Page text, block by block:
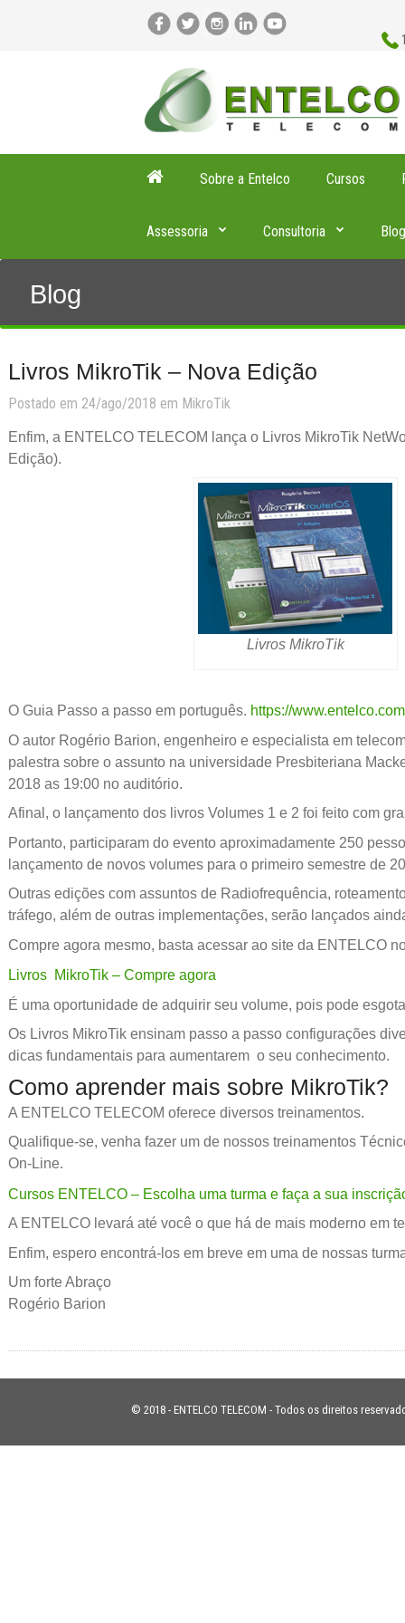
Sobre a Entelco Cursos
Assessoria Consultoria Blog
Blog
Livros MikroTik – Nova Edição
Postado em 24/ago/2018 em MikroTik
Enfim, a ENTELCO TELECOM lança o Livros MikroTik
Edição).
Livros MikroTik
O Guia Passo a passo em português. https://
O autor Rogério Barion, engenheiro e especialista em
palestra sobre o assunto na universidade Presbiteriana
2018 as 19:00 no auditório.
Afinal, o lançamento dos livros Volumes 1 e 2 foi feito com
Portanto, participaram do evento aproximadamente 250
lançamento de novos volumes para o primeiro semestre de
Outras edições com assuntos de Radiofrequência,
tráfego, além de outras implementações, serão lançados
Compre agora mesmo, basta acessar ao site da ENTELCO
Livros MikroTik – Compre agora
É uma oportunidade de adquirir seu volume, pois pode
Os Livros MikroTik ensinam passo a passo configurações
dicas fundamentais para aumentarem o seu conhecimento.
Como aprender mais sobre MikroTik?
A ENTELCO TELECOM oferece diversos treinamentos.
Qualifique-se, venha fazer um de nossos treinamentos
On-Line.
Cursos ENTELCO – Escolha uma turma e faça a sua
A ENTELCO levará até você o que há de mais moderno em
Enfim, espero encontrá-los em breve em uma de nossas
Um forte Abraço
Rogério Barion
© 2018 - ENTELCO TELECOM - Todos os direitos